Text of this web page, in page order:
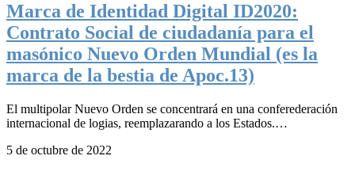
Marca de Identidad Digital ID2020:
Contrato Social de ciudadanía para el
masónico Nuevo Orden Mundial (es la
marca de la bestia de Apoc.13)
El multipolar Nuevo Orden se concentrará en una conferederación
internacional de logias, reemplazarando a los Estados.…
5 de octubre de 2022